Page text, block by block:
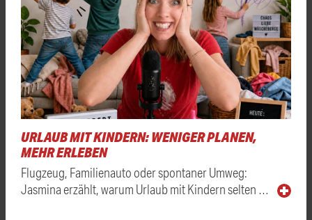
URLAUB MIT KINDERN: WENIGER PLANEN,
MEHR ERLEBEN
Flugzeug, Familienauto oder spontaner Umweg:
Jasmina erzählt, warum Urlaub mit Kindern selten …